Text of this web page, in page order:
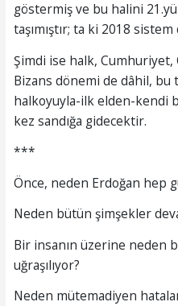
göstermiş ve bu halini
taşımıştır; ta ki 2018
Şimdi ise halk, Cumhuriyet,
Bizans dönemi de dâhil,
halkoyuyla-ilk elden-kendi
kez sandığa gidecektir.
***
Önce, neden Erdoğan hep
Neden bütün şimşekler
Bir insanın üzerine neden
uğraşılıyor?
Neden mütemadiyen